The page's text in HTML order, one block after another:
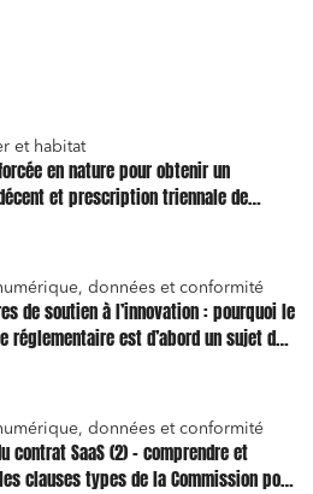
et habitat
en nature pour obtenir un
et prescription triennale de
données et conformité
de soutien à l’innovation : pourquoi le
réglementaire est d’abord un sujet de
données et conformité
contrat SaaS (2) – comprendre et
clauses types de la Commission pour